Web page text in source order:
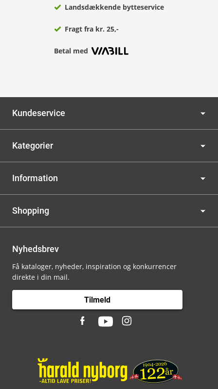
Landsdækkende bytteservice
Fragt fra kr. 25,-
Betal med
Kundeservice
Kategorier
Information
Shopping
Nyhedsbrev
Få kataloger, nyheder, inspiration og konkurrencer
direkte i din mail.
Tilmeld